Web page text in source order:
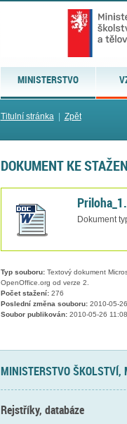
MINISTERSTVO
Titulní stránka| Zpět
DOKUMENT KE
Dokument
Typ souboru:Textový dokument
OpenOffice.org od verze 2.
Počet stažení:276
Poslední změna souboru:2010-05-
Soubor publikován:2010-05-26
MINISTERSTVO ŠKOLSTVÍ,
Rejstříky, databáze